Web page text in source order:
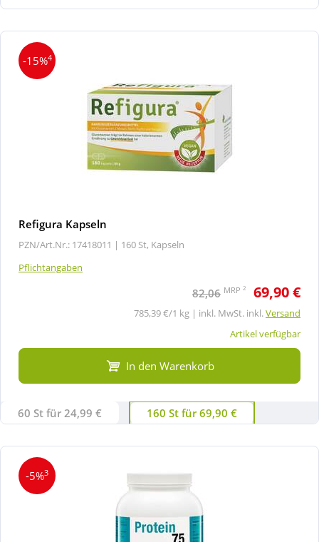
-15%4
Refigura Kapseln
PZN/Art.Nr.: 17418011 | 160 St, Kapseln
Pflichtangaben
82,06 MRP 2 69,90 €
785,39 €/1 kg | inkl. MwSt. inkl.Versand
Artikel verfügbar
In den Warenkorb
60 St für 24,99 € 160 St für 69,90 €
-5%3